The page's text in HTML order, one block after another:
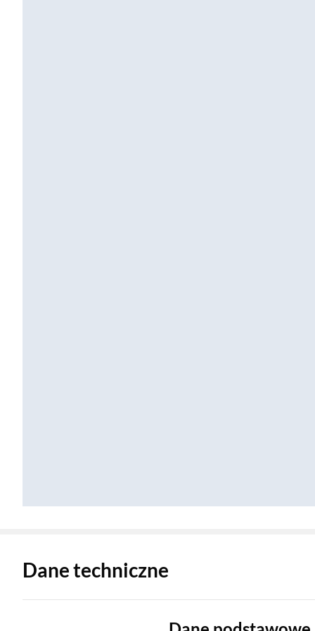
Dane techniczne